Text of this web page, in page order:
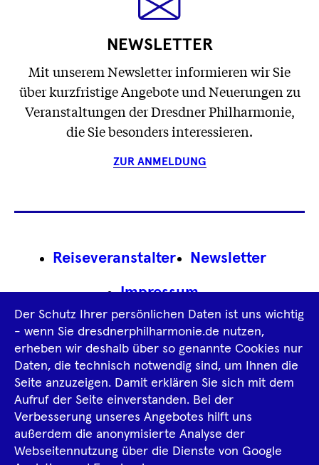
NEWSLETTER
Mit unserem Newsletter informieren wir Sie
über kurzfristige Angebote und Neuerungen zu
Veranstaltungen der Dresdner Philharmonie,
die Sie besonders interessieren.
ZUR ANMELDUNG
Footer
Reiseveranstalter Newsletter
Impressum
Datenschutz­information AGB
Intern
TiktokFacebook
Instagram
SpotifyYouTube
Der Schutz Ihrer persönlichen Daten ist uns wichtig
- wenn Sie dresdnerphilharmonie.de nutzen,
erheben wir deshalb über so genannte Cookies nur
Daten, die technisch notwendig sind, um Ihnen die
Seite anzuzeigen. Damit erklären Sie sich mit dem
Aufruf der Seite einverstanden. Bei der
Verbesserung unseres Angebotes hilft uns
außerdem die anonymisierte Analyse der
Webseitennutzung über die Dienste von Google